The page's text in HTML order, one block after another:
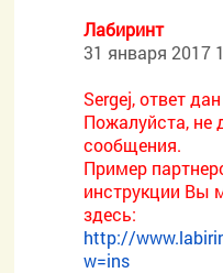
Лабиринт
31 января 2017
Sergej, ответ
Пожалуйста, не
сообщения.
Пример
инструкции Вы
здесь:
http://
w=ins